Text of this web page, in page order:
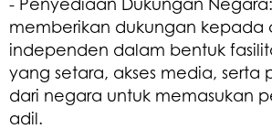
memberikan dukungan kepada
independen dalam bentuk
yang setara, akses media, serta
dari negara untuk memasukan
adil.